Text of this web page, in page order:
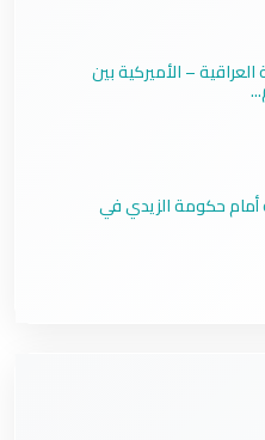
العراقية – الأميركية بين
أمام حكومة الزيدي في